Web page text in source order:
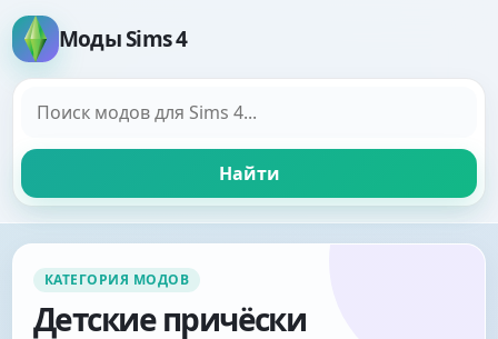
Моды Sims 4
Найти
КАТЕГОРИЯ МОДОВ
Детские причёски